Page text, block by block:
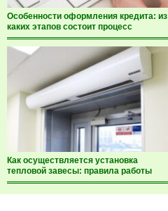
Особенности оформления кредита: из
каких этапов состоит процесс
Как осуществляется установка
тепловой завесы: правила работы